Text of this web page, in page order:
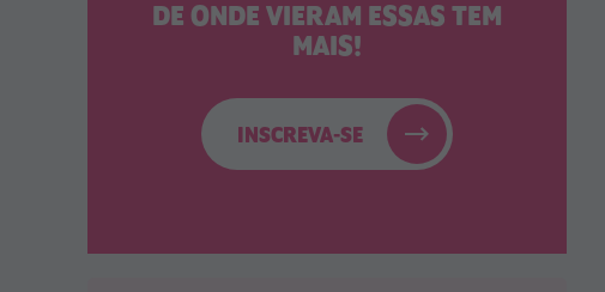
DE ONDE VIERAM ESSAS TEM
MAIS!
INSCREVA-SE